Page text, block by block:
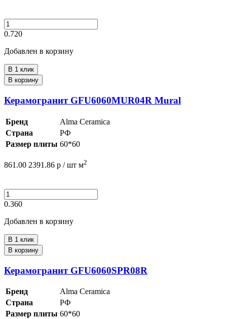
0.720
Добавлен в корзину
В 1 клик
В корзину
Керамогранит GFU6060MUR04R Mural
Бренд
Alma Ceramica
Страна
РФ
Размер плиты 60*60
861.00 2391.86 р / шт м2
0.360
Добавлен в корзину
В 1 клик
В корзину
Керамогранит GFU6060SPR08R
Бренд
Alma Ceramica
Страна
РФ
Размер плиты 60*60